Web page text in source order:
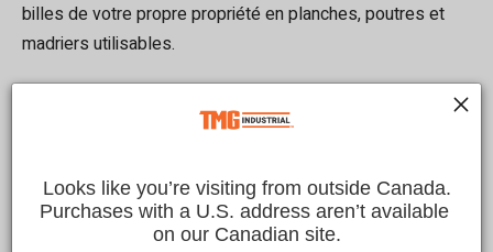
billes de votre propre propriété en planches, poutres et
madriers utilisables.
Que vous construisiez des clôtures, des abris pour
équipements, des ateliers ou des structures de stockage,
votre approvisionnement en bois tout en utilisant de
manière productive le bois disponible.
Looks like you’re visiting from outside Canada.
Purchases with a U.S. address aren’t available
on our Canadian site.